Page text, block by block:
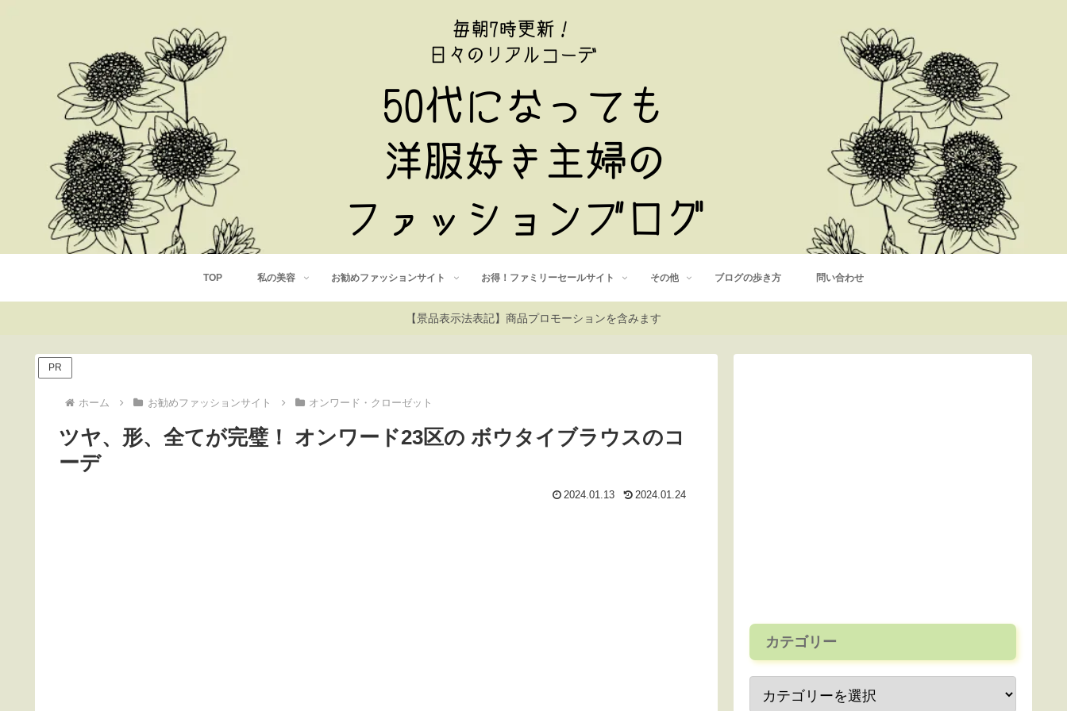
TOP 私の美容 お勧めファッションサイト お得！ファミリーセールサイト その他 ブログの歩き方 問い合わせ
【景品表示法表記】商品プロモーションを含みます
PR
ホーム お勧めファッションサイト オンワード・クローゼット
ツヤ、形、全てが完璧！ オンワード23区の ボウタイブラウスのコ
ーデ
2024.01.13 2024.01.24
カテゴリー